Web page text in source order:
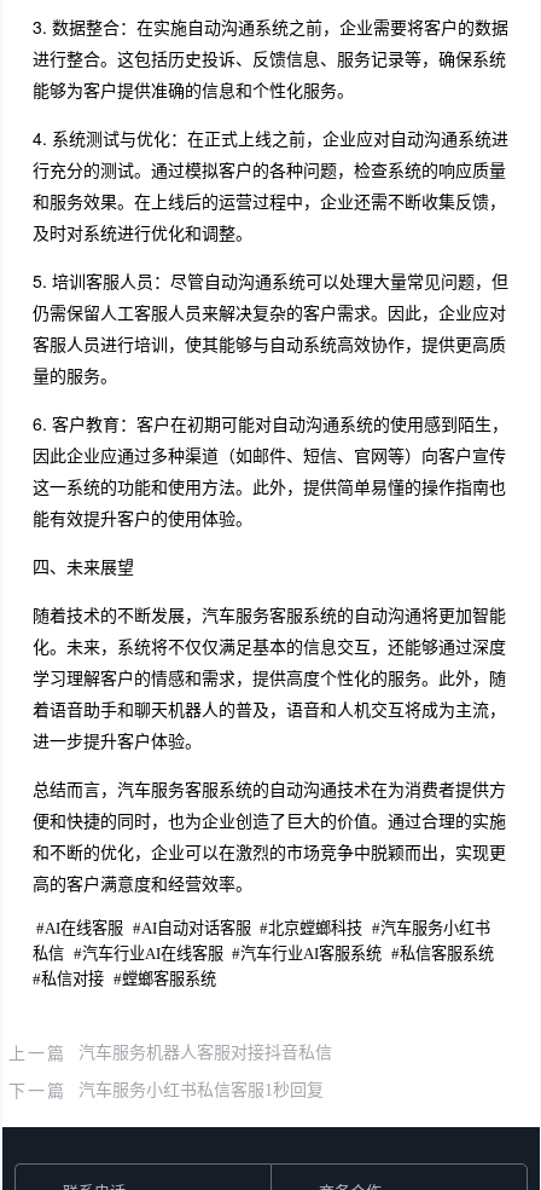
3. 数据整合：在实施自动沟通系统之前，企业需要将客户的数据
进行整合。这包括历史投诉、反馈信息、服务记录等，确保系统
能够为客户提供准确的信息和个性化服务。
4. 系统测试与优化：在正式上线之前，企业应对自动沟通系统进
行充分的测试。通过模拟客户的各种问题，检查系统的响应质量
和服务效果。在上线后的运营过程中，企业还需不断收集反馈，
及时对系统进行优化和调整。
5. 培训客服人员：尽管自动沟通系统可以处理大量常见问题，但
仍需保留人工客服人员来解决复杂的客户需求。因此，企业应对
客服人员进行培训，使其能够与自动系统高效协作，提供更高质
量的服务。
6. 客户教育：客户在初期可能对自动沟通系统的使用感到陌生，
因此企业应通过多种渠道（如邮件、短信、官网等）向客户宣传
这一系统的功能和使用方法。此外，提供简单易懂的操作指南也
能有效提升客户的使用体验。
四、未来展望
随着技术的不断发展，汽车服务客服系统的自动沟通将更加智能
化。未来，系统将不仅仅满足基本的信息交互，还能够通过深度
学习理解客户的情感和需求，提供高度个性化的服务。此外，随
着语音助手和聊天机器人的普及，语音和人机交互将成为主流，
进一步提升客户体验。
总结而言，汽车服务客服系统的自动沟通技术在为消费者提供方
便和快捷的同时，也为企业创造了巨大的价值。通过合理的实施
和不断的优化，企业可以在激烈的市场竞争中脱颖而出，实现更
高的客户满意度和经营效率。
#AI在线客服 #AI自动对话客服 #北京螳螂科技 #汽车服务小红书
私信 #汽车行业AI在线客服 #汽车行业AI客服系统 #私信客服系统
#私信对接 #螳螂客服系统
上一篇 汽车服务机器人客服对接抖音私信
下一篇 汽车服务小红书私信客服1秒回复